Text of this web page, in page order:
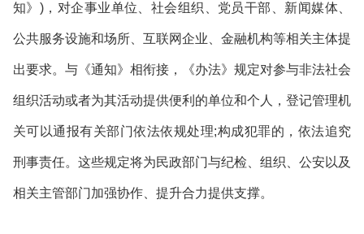
知》)，对企事业单位、社会组织、党员干部、新闻媒体、
公共服务设施和场所、互联网企业、金融机构等相关主体提
出要求。与《通知》相衔接，《办法》规定对参与非法社会
组织活动或者为其活动提供便利的单位和个人，登记管理机
关可以通报有关部门依法依规处理;构成犯罪的，依法追究
刑事责任。这些规定将为民政部门与纪检、组织、公安以及
相关主管部门加强协作、提升合力提供支撑。